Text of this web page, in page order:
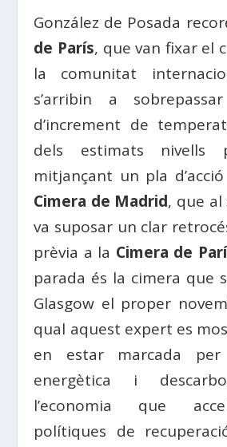
González de Posada
de París, que van fixar el
la comunitat
s’arribin a
d’increment de
dels estimats nivells
mitjançant un pla
Cimera de Madrid, que
va suposar un clar
prèvia a la Cimera de
parada és la cimera que
Glasgow el proper
qual aquest expert es
en estar marcada
energètica i
l’economia que
polítiques de